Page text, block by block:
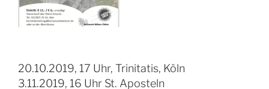
20.10.2019, 17 Uhr, Trinitatis, Köln
3.11.2019, 16 Uhr St. Aposteln